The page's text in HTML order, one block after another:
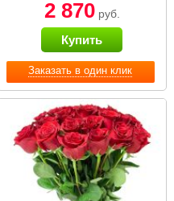
Заказать в один клик
2 870руб.
Купить